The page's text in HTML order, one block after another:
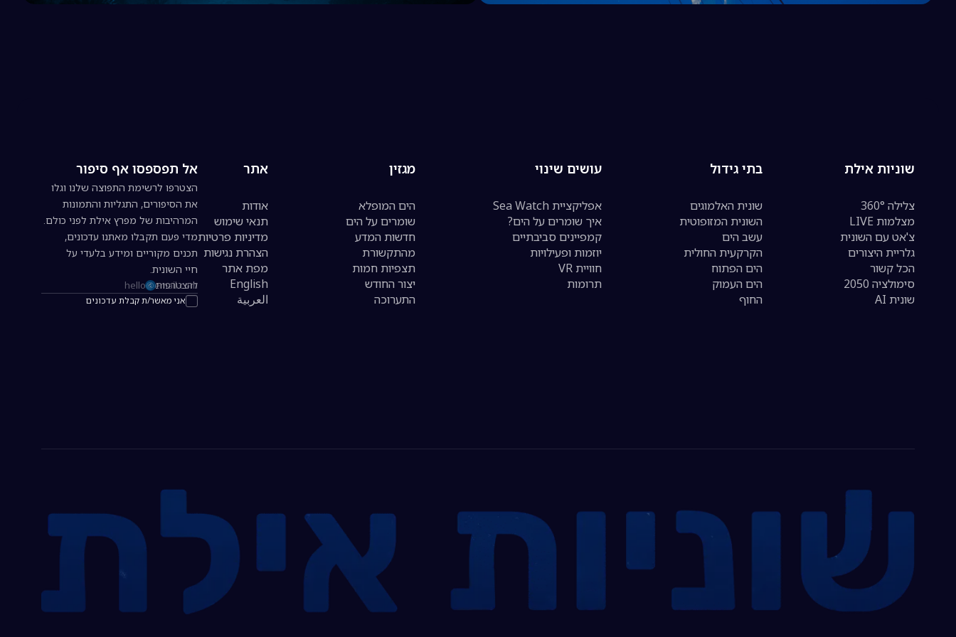
שוניות אילת
צלילה 360°
מצלמות LIVE
צ'אט עם השונית
גלריית היצורים
הכל קשור
סימולציה 2050
שונית AI
בתי גידול
שונית האלמוגים
השונית המזופוטית
עשב הים
הקרקעית החולית
הים הפתוח
הים העמוק
החוף
עושים שינוי
אפליקציית Sea Watch
איך שומרים על הים?
קמפיינים סביבתיים
יוזמות ופעילויות
חוויית VR
תרומות
מגזין
הים המופלא
שומרים על הים
חדשות המדע
מהתקשורת
תצפיות חמות
יצור החודש
התערוכה
אתר
אודות
תנאי שימוש
מדיניות פרטיות
הצהרת נגישות
מפת אתר
English
العربية
אל תפספסו אף סיפור
הצטרפו לרשימת התפוצה שלנו וגלו
את הסיפורים, התגליות והתמונות
המרהיבות של מפרץ אילת לפני כולם.
מדי פעם תקבלו מאתנו עדכונים,
תכנים מקוריים ומידע בלעדי על
חיי השונית.
כתובת אימייל להרשמה לניוזלטר
אני מאשר/ת קבלת עדכונים
להצטרפות